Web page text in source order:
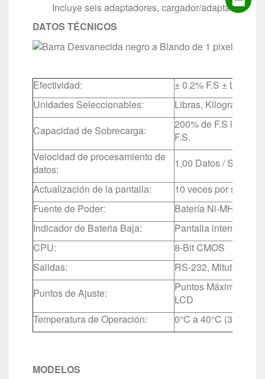
Incluye seis adaptadores, cargador/adaptador de
DATOS TÉCNICOS
Efectividad:
± 0.2% F.S ± LSD
Unidades Seleccionables:
Libras, Kilogramos o
Capacidad de Sobrecarga:
200% de F.S la
F.S.
Velocidad de procesamiento de
datos:
1,00 Datos /
Actualización de la pantalla:
10 veces por
Fuente de Poder:
Batería Ni-MH
Indicador de Bateria Baja:
Pantalla
CPU:
8-Bit CMOS
Salidas:
RS-232, Mitutoyo
Puntos de Ajuste:
Puntos Máximo y
LCD
Temperatura de Operación:
0°C a 40°C (32°F a
MODELOS